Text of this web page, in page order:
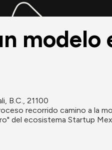
modelo
B.C., 21100
recorrido camino a la
del ecosistema Startup